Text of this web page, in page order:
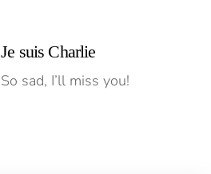
Je suis Charlie
So sad, I’ll miss you!